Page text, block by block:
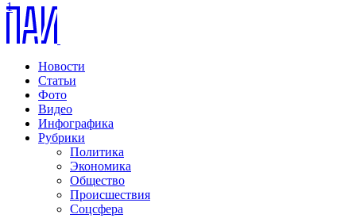
Новости
Статьи
Фото
Видео
Инфографика
Рубрики
Политика
Экономика
Общество
Происшествия
Соцсфера
1